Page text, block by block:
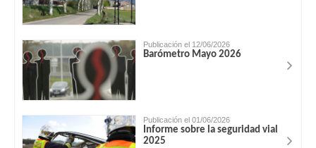
Publicación el 12/06/2026
Barómetro Mayo 2026
Publicación el 01/06/2026
Informe sobre la seguridad vial
2025